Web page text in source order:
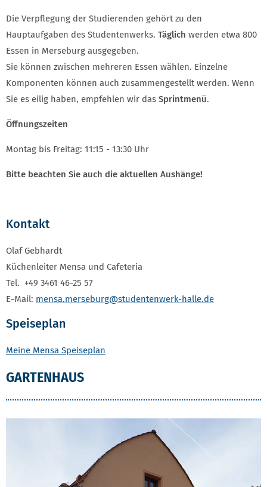
Die Verpflegung der Studierenden gehört zu den
Hauptaufgaben des Studentenwerks. Täglich werden etwa 800
Essen in Merseburg ausgegeben.
Sie können zwischen mehreren Essen wählen. Einzelne
Komponenten können auch zusammengestellt werden. Wenn
Sie es eilig haben, empfehlen wir das Sprintmenü.
Öffnungszeiten
Montag bis Freitag: 11:15 - 13:30 Uhr
Bitte beachten Sie auch die aktuellen Aushänge!
Kontakt
Olaf Gebhardt
Küchenleiter Mensa und Cafeteria
Tel. +49 3461 46-25 57
E-Mail: mensa.merseburg@studentenwerk-halle.de
Speiseplan
Meine Mensa Speiseplan
GARTENHAUS